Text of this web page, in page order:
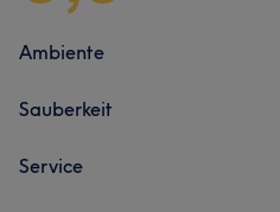
Ambiente
Sauberkeit
Service